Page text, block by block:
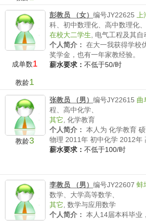
成单数1
教龄1
彭教员 （女） 编号JY22625
科、初中数理化、高中数理化、
在校大二学生
电气工程及其自
个人简介： 在大一我获得学校
奖学金，也有一年家教经验。
薪水要求： 不低于50/时
教龄3
张教员 （男） 编号JY22615 曲
程、高中化学、
其它 化学教育
个人简介： 本人为 化学教育
物理 2011年 初中化学 2012年
薪水要求： 不低于100/时
李教员 （男） 编号JY22607 蚌
数学、大学高等数学、
其它 数学与应用数学
个人简介： 本人14届本科毕业